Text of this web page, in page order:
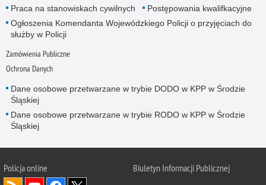
Praca na stanowiskach cywilnych
Postępowania kwalifkacyjne
Ogłoszenia Komendanta Wojewódzkiego Policji o przyjęciach do
służby w Policji
Zamówienia Publiczne
Ochrona Danych
Dane osobowe przetwarzane w trybie DODO w KPP w Środzie
Śląskiej
Dane osobowe przetwarzane w trybie RODO w KPP w Środzie
Śląskiej
Policjaonline
Biuletyn Informacji Publicznej